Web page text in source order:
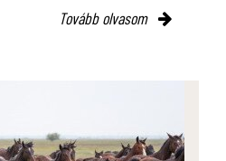
Tovább olvasom